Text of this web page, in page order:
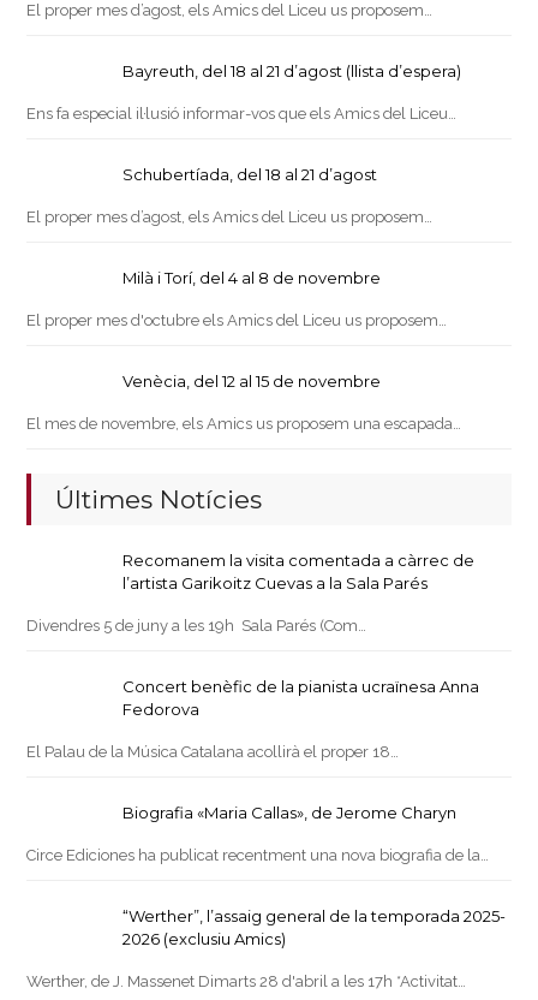
El proper mes d’agost, els Amics del Liceu us proposem…
Bayreuth, del 18 al 21 d’agost (llista d’espera)
Ens fa especial il·lusió informar-vos que els Amics del Liceu…
Schubertíada, del 18 al 21 d’agost
El proper mes d’agost, els Amics del Liceu us proposem…
Milà i Torí, del 4 al 8 de novembre
El proper mes d'octubre els Amics del Liceu us proposem…
Venècia, del 12 al 15 de novembre
El mes de novembre, els Amics us proposem una escapada…
Últimes Notícies
Recomanem la visita comentada a càrrec de
l’artista Garikoitz Cuevas a la Sala Parés
Divendres 5 de juny a les 19h Sala Parés (Com…
Concert benèfic de la pianista ucraïnesa Anna
Fedorova
El Palau de la Música Catalana acollirà el proper 18…
Biografia «Maria Callas», de Jerome Charyn
Circe Ediciones ha publicat recentment una nova biografia de la…
“Werther”, l’assaig general de la temporada 2025-
2026 (exclusiu Amics)
Werther, de J. Massenet Dimarts 28 d'abril a les 17h *Activitat…